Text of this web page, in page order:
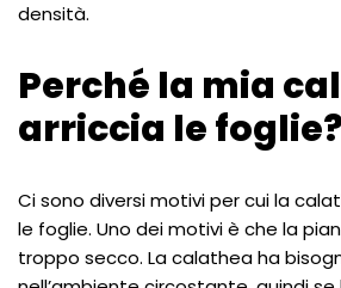
densità.
Perché la mia
arriccia le foglie?
Ci sono diversi motivi per cui la
le foglie. Uno dei motivi è che la
troppo secco. La calathea ha